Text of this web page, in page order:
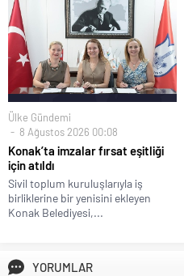
Ülke Gündemi
8 Ağustos 2026 00:08
Konak’ta imzalar fırsat eşitliği
için atıldı
Sivil toplum kuruluşlarıyla iş
birliklerine bir yenisini ekleyen
Konak Belediyesi,...
YORUMLAR